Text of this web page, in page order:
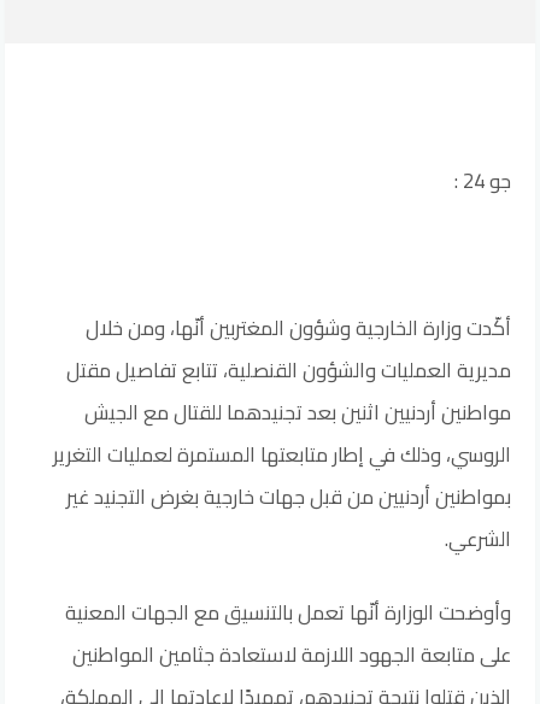
جو 24 :
أكّدت وزارة الخارجية وشؤون المغتربين أنّها، ومن خلال
مديرية العمليات والشؤون القنصلية، تتابع تفاصيل مقتل
مواطنين أردنيين اثنين بعد تجنيدهما للقتال مع الجيش
الروسي، وذلك في إطار متابعتها المستمرة لعمليات التغرير
بمواطنين أردنيين من قبل جهات خارجية بغرض التجنيد غير
الشرعي.
وأوضحت الوزارة أنّها تعمل بالتنسيق مع الجهات المعنية
على متابعة الجهود اللازمة لاستعادة جثامين المواطنين
الذين قتلوا نتيجة تجنيدهم، تمهيدًا لإعادتها إلى المملكة،